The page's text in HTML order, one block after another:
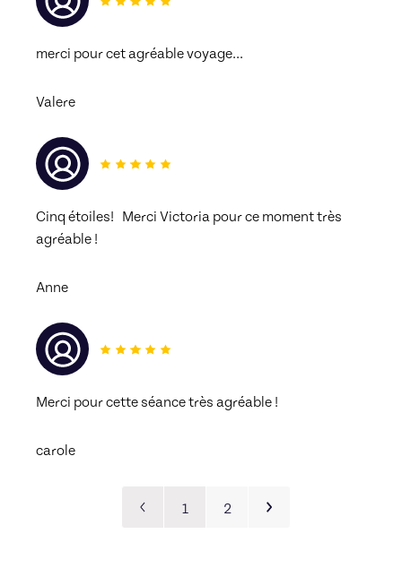
merci pour cet agréable voyage...
Valere
Cinq étoiles!   Merci Victoria pour ce moment très
agréable !
Anne
Merci pour cette séance très agréable !
carole
1 2